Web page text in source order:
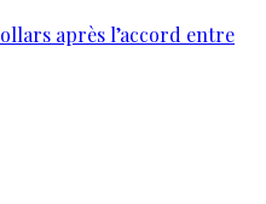
après l’accord entre